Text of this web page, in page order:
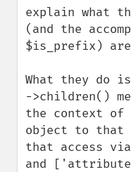
explain what
(and the
$is_prefix)
What they do
->children()
the context of
object to that
that access via
and